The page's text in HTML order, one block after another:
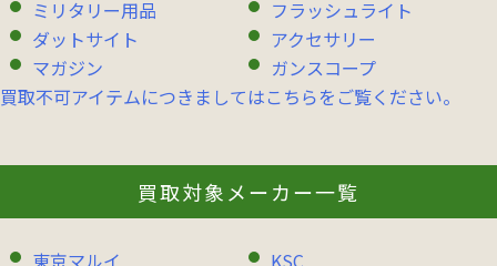
ミリタリー用品
フラッシュライト
ダットサイト
アクセサリー
マガジン
ガンスコープ
買取不可アイテムにつきましてはこちらをご覧ください。
買取対象メーカー一覧
東京マルイ
KSC